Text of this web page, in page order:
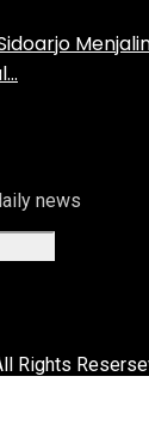
news
Rights